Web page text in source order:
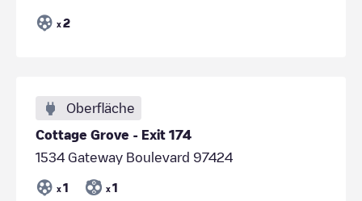
x 2
Oberfläche
Cottage Grove - Exit 174
1534 Gateway Boulevard 97424
x 1 x 1